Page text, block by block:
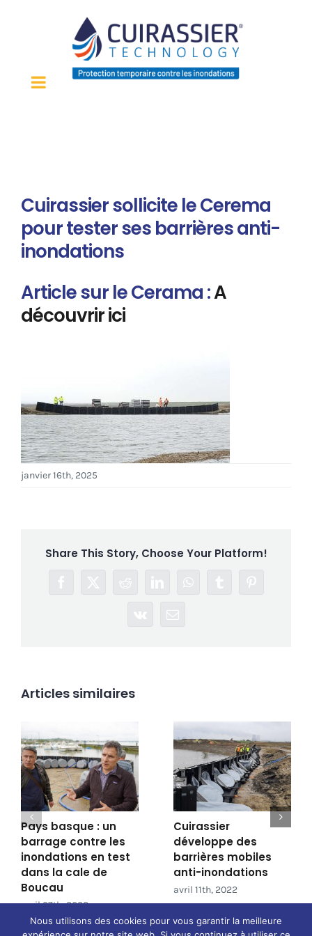
Cuirassier sollicite le Cerema
pour tester ses barrières anti-
inondations
Article sur le Cerama :A
découvrir ici
janvier 16th, 2025
Share This Story, Choose Your Platform!
FacebookTwitterReddit LinkedInWhatsAppTumblrPinterest
Vk Email
Articles similaires
Pays basque : un
barrage contre les
inondations en test
dans la cale de
Boucau
avril 27th, 2022
Cuirassier
développe des
barrières mobiles
anti-inondations
avril 11th, 2022
Nous utilisons des cookies pour vous garantir la meilleure